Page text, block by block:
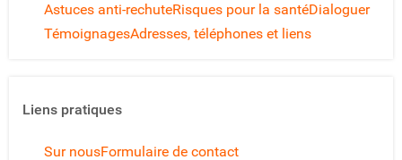
Astuces anti-rechuteRisques pour la santéDialoguer
TémoignagesAdresses, téléphones et liens
Liens pratiques
Sur nousFormulaire de contact